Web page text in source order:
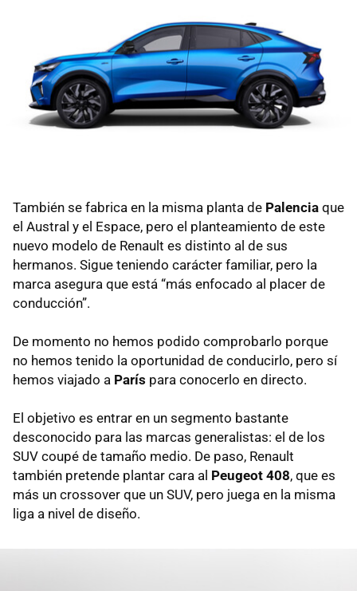
También se fabrica en la misma planta de Palencia que
el Austral y el Espace, pero el planteamiento de este
nuevo modelo de Renault es distinto al de sus
hermanos. Sigue teniendo carácter familiar, pero la
marca asegura que está “más enfocado al placer de
conducción”.
De momento no hemos podido comprobarlo porque
no hemos tenido la oportunidad de conducirlo, pero sí
hemos viajado a París para conocerlo en directo.
El objetivo es entrar en un segmento bastante
desconocido para las marcas generalistas: el de los
SUV coupé de tamaño medio. De paso, Renault
también pretende plantar cara al Peugeot 408, que es
más un crossover que un SUV, pero juega en la misma
liga a nivel de diseño.